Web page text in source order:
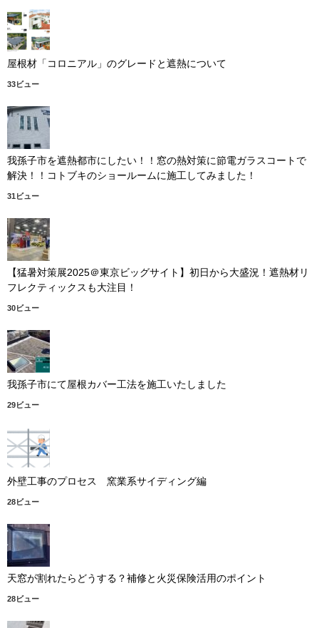
屋根材「コロニアル」のグレードと遮熱について
33ビュー
我孫子市を遮熱都市にしたい！！窓の熱対策に節電ガラスコートで
解決！！コトブキのショールームに施工してみました！
31ビュー
【猛暑対策展2025＠東京ビッグサイト】初日から大盛況！遮熱材リ
フレクティックスも大注目！
30ビュー
我孫子市にて屋根カバー工法を施工いたしました
29ビュー
外壁工事のプロセス 窯業系サイディング編
28ビュー
天窓が割れたらどうする？補修と火災保険活用のポイント
28ビュー